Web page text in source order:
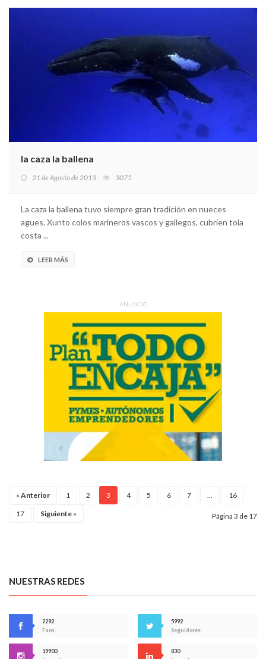
la caza la ballena
21 de Agosto de 2013 3075
La caza la ballena tuvo siempre gran tradición en nueces
agues. Xunto colos marineros vascos y gallegos, cubríen tola
costa ...
LEER MÁS
ANUNCIO
« Anterior 1 2 3 4 5 6 7 16
17 Siguiente » Página 3 de 17
NUESTRAS REDES
2292
Fans
5992
Seguidores
19900
830